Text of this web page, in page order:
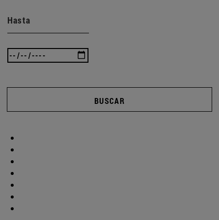
Hasta
BUSCAR